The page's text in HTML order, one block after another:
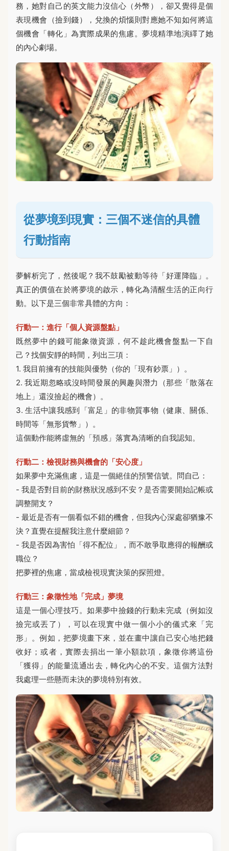
務，她對自己的英文能力沒信心（外幣），卻又覺得是個
表現機會（撿到錢），兌換的煩惱則對應她不知如何將這
個機會「轉化」為實際成果的焦慮。夢境精準地演繹了她
的內心劇場。
從夢境到現實：三個不迷信的具體
行動指南
夢解析完了，然後呢？我不鼓勵被動等待「好運降臨」。
真正的價值在於將夢境的啟示，轉化為清醒生活的正向行
動。以下是三個非常具體的方向：
行動一：進行「個人資源盤點」
既然夢中的錢可能象徵資源，何不趁此機會盤點一下自
己？找個安靜的時間，列出三項：
1. 我目前擁有的技能與優勢（你的「現有鈔票」）。
2. 我近期忽略或沒時間發展的興趣與潛力（那些「散落在
地上」還沒撿起的機會）。
3. 生活中讓我感到「富足」的非物質事物（健康、關係、
時間等「無形貨幣」）。
這個動作能將虛無的「預感」落實為清晰的自我認知。
行動二：檢視財務與機會的「安心度」
如果夢中充滿焦慮，這是一個絕佳的預警信號。問自己：
- 我是否對目前的財務狀況感到不安？是否需要開始記帳或
調整開支？
- 最近是否有一個看似不錯的機會，但我內心深處卻猶豫不
決？直覺在提醒我注意什麼細節？
- 我是否因為害怕「得不配位」，而不敢爭取應得的報酬或
職位？
把夢裡的焦慮，當成檢視現實決策的探照燈。
行動三：象徵性地「完成」夢境
這是一個心理技巧。如果夢中撿錢的行動未完成（例如沒
撿完或丟了），可以在現實中做一個小小的儀式來「完
形」。例如，把夢境畫下來，並在畫中讓自己安心地把錢
收好；或者，實際去捐出一筆小額款項，象徵你將這份
「獲得」的能量流通出去，轉化內心的不安。這個方法對
我處理一些懸而未決的夢境特別有效。